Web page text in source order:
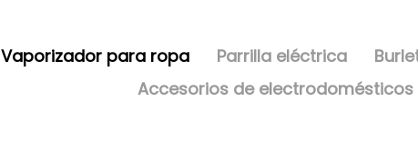
Vaporizador para ropa Parrilla eléctrica
Accesorios de